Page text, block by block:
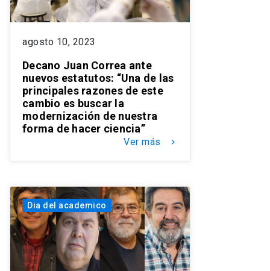
agosto 10, 2023
Decano Juan Correa ante
nuevos estatutos: “Una de las
principales razones de este
cambio es buscar la
modernización de nuestra
forma de hacer ciencia”
Ver más keyboard_arrow_right
Dia del academico